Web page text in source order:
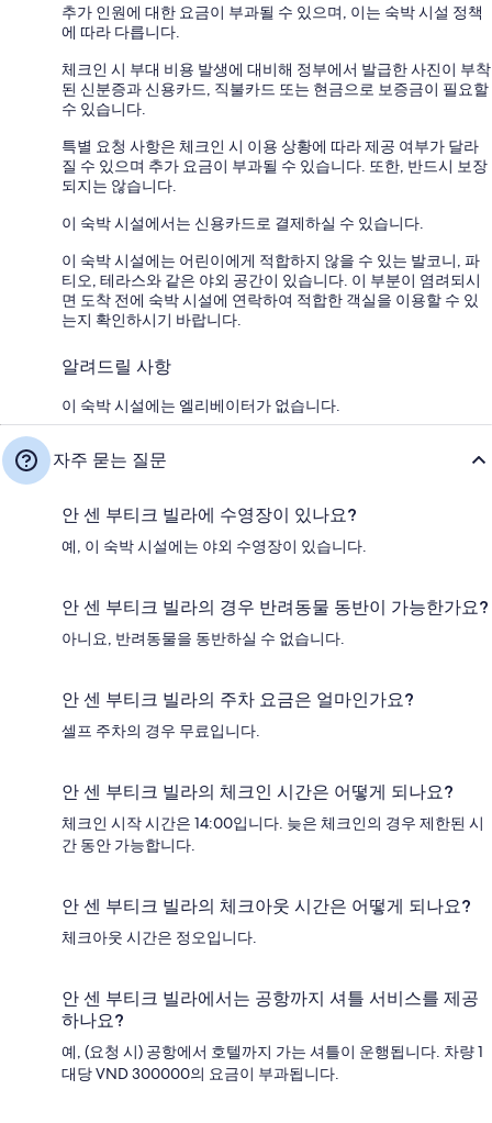
추가 인원에 대한 요금이 부과될 수 있으며, 이는 숙박 시설 정책
에 따라 다릅니다.
체크인 시 부대 비용 발생에 대비해 정부에서 발급한 사진이 부착
된 신분증과 신용카드, 직불카드 또는 현금으로 보증금이 필요할
수 있습니다.
특별 요청 사항은 체크인 시 이용 상황에 따라 제공 여부가 달라
질 수 있으며 추가 요금이 부과될 수 있습니다. 또한, 반드시 보장
되지는 않습니다.
이 숙박 시설에서는 신용카드로 결제하실 수 있습니다.
이 숙박 시설에는 어린이에게 적합하지 않을 수 있는 발코니, 파
티오, 테라스와 같은 야외 공간이 있습니다. 이 부분이 염려되시
면 도착 전에 숙박 시설에 연락하여 적합한 객실을 이용할 수 있
는지 확인하시기 바랍니다.
알려드릴 사항
이 숙박 시설에는 엘리베이터가 없습니다.
자주 묻는 질문
안 센 부티크 빌라에 수영장이 있나요?
예, 이 숙박 시설에는 야외 수영장이 있습니다.
안 센 부티크 빌라의 경우 반려동물 동반이 가능한가요?
아니요, 반려동물을 동반하실 수 없습니다.
안 센 부티크 빌라의 주차 요금은 얼마인가요?
셀프 주차의 경우 무료입니다.
안 센 부티크 빌라의 체크인 시간은 어떻게 되나요?
체크인 시작 시간은 14:00입니다. 늦은 체크인의 경우 제한된 시
간 동안 가능합니다.
안 센 부티크 빌라의 체크아웃 시간은 어떻게 되나요?
체크아웃 시간은 정오입니다.
안 센 부티크 빌라에서는 공항까지 셔틀 서비스를 제공
하나요?
예, (요청 시) 공항에서 호텔까지 가는 셔틀이 운행됩니다. 차량 1
대당 VND 300000의 요금이 부과됩니다.